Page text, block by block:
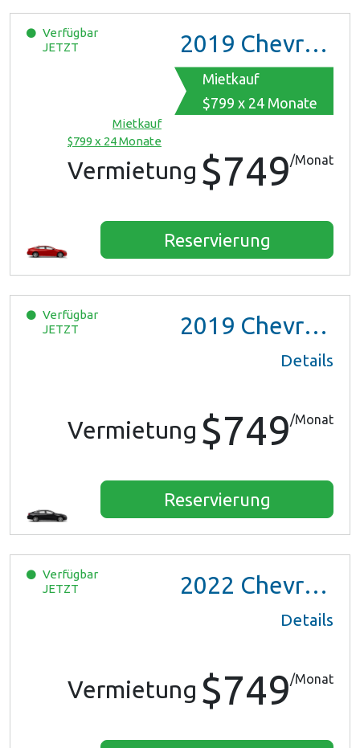
Verfügbar
JETZT
2019 Chevrolet Malibu
Mietkauf
$799 x 24 Monate
Mietkauf
$799 x 24 Monate
Vermietung $749/Monat
Reservierung
Verfügbar
JETZT
2019 Chevrolet Malibu
Details
Vermietung $749/Monat
Reservierung
Verfügbar
JETZT
2022 Chevrolet Trax LS
Details
Vermietung $749/Monat